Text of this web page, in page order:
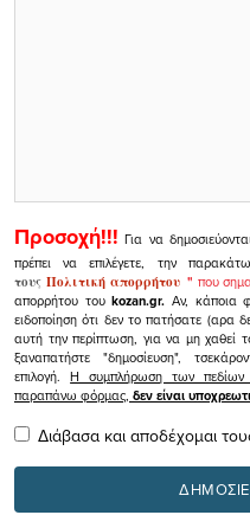
Προσοχή!!! Για να
πρέπει να επιλέγετε, την
τουςΠολιτική απορρήτου" που
απορρήτου τουkozan.gr. Αν, κάποια
ειδοποίηση ότι δεν το πατήσατε (αρα
αυτή την περίπτωση, για να μη χαθεί
ξαναπατήστε "δημοσίευση",
επιλογή.Η συμπλήρωση των πεδίων
παραπάνω φόρμας, δεν είναι
Διάβασα και αποδέχομαι